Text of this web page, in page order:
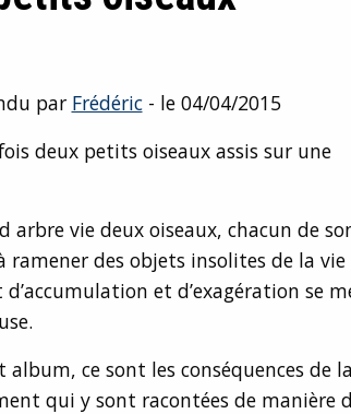
par Frédéric- le 04/04/2015
deux petits oiseaux assis sur une
arbre vie deux oiseaux, chacun de
ramener des objets insolites de la
et d’exagération se
album, ce sont les conséquences de
qui y sont racontées de manière